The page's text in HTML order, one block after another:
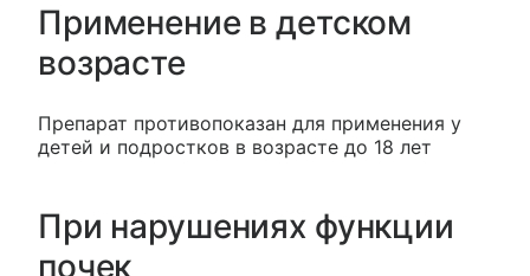
Применение в детском
возрасте
Препарат противопоказан для применения у
детей и подростков в возрасте до 18 лет
При нарушениях функции
почек